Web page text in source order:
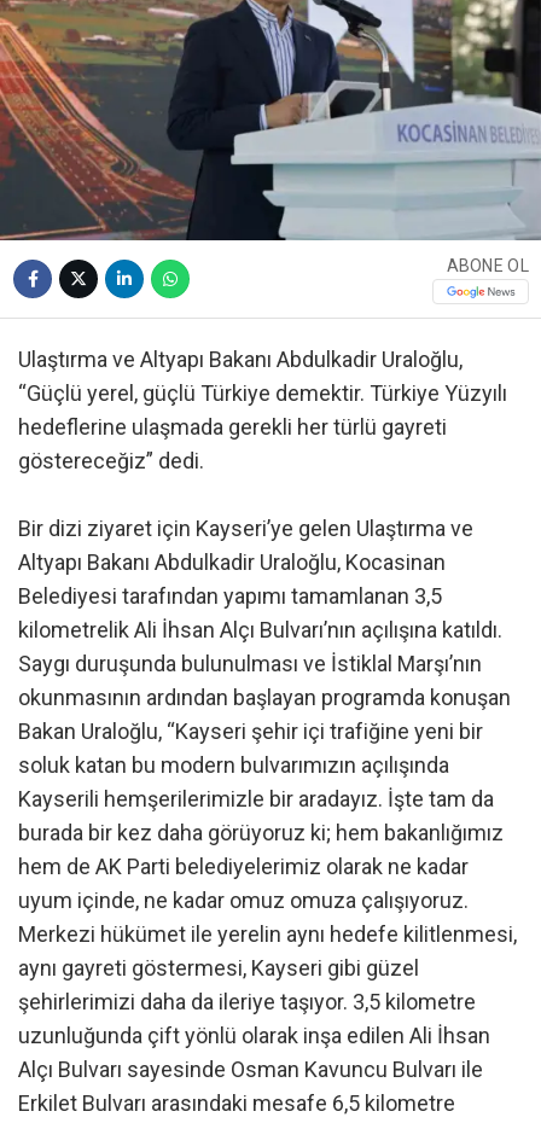
ABONE OL
Ulaştırma ve Altyapı Bakanı Abdulkadir Uraloğlu,
“Güçlü yerel, güçlü Türkiye demektir. Türkiye Yüzyılı
hedeflerine ulaşmada gerekli her türlü gayreti
göstereceğiz” dedi.
Bir dizi ziyaret için Kayseri’ye gelen Ulaştırma ve
Altyapı Bakanı Abdulkadir Uraloğlu, Kocasinan
Belediyesi tarafından yapımı tamamlanan 3,5
kilometrelik Ali İhsan Alçı Bulvarı’nın açılışına katıldı.
Saygı duruşunda bulunulması ve İstiklal Marşı’nın
okunmasının ardından başlayan programda konuşan
Bakan Uraloğlu, “Kayseri şehir içi trafiğine yeni bir
soluk katan bu modern bulvarımızın açılışında
Kayserili hemşerilerimizle bir aradayız. İşte tam da
burada bir kez daha görüyoruz ki; hem bakanlığımız
hem de AK Parti belediyelerimiz olarak ne kadar
uyum içinde, ne kadar omuz omuza çalışıyoruz.
Merkezi hükümet ile yerelin aynı hedefe kilitlenmesi,
aynı gayreti göstermesi, Kayseri gibi güzel
şehirlerimizi daha da ileriye taşıyor. 3,5 kilometre
uzunluğunda çift yönlü olarak inşa edilen Ali İhsan
Alçı Bulvarı sayesinde Osman Kavuncu Bulvarı ile
Erkilet Bulvarı arasındaki mesafe 6,5 kilometre